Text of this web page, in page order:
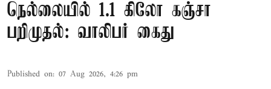
நெல்லையில் 1.1 கிலோ கஞ்சா
பறிமுதல்: வாலிபர் கைது
Published on: 07 Aug 2026, 4:26 pm